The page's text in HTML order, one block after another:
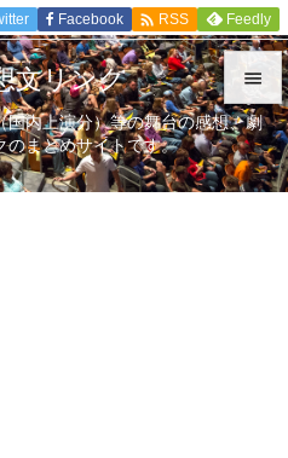


メニュ

Facebook  RSS Feedly
文リンク
内上演分）等の舞台の感想、劇
のまとめサイトです。